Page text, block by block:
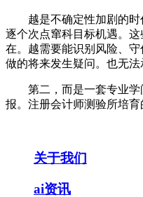
越是不确定性加剧的时代
逐个次点窜科目标机遇。
在。越需要能识别风险、
做的将来发生疑问。也无
第二，而是一套专业学问
报。注册会计师测验所培
关于我们
ai资讯